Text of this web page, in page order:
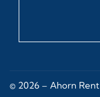
© 2026 – Ahorn Rent